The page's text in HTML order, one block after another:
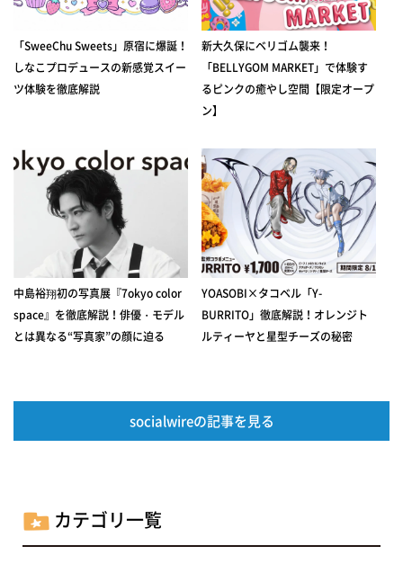
「SweeChu Sweets」原宿に爆誕！
しなこプロデュースの新感覚スイー
ツ体験を徹底解説
新大久保にベリゴム襲来！
「BELLYGOM MARKET」で体験す
るピンクの癒やし空間【限定オープ
ン】
中島裕翔初の写真展『7okyo color
space』を徹底解説！俳優・モデル
とは異なる“写真家”の顔に迫る
YOASOBI×タコベル「Y-
BURRITO」徹底解説！オレンジト
ルティーヤと星型チーズの秘密
socialwireの記事を見る
カテゴリ一覧